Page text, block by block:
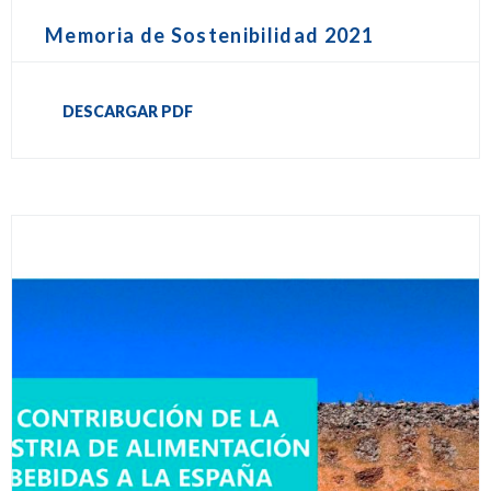
Memoria de Sostenibilidad 2021
DESCARGAR PDF